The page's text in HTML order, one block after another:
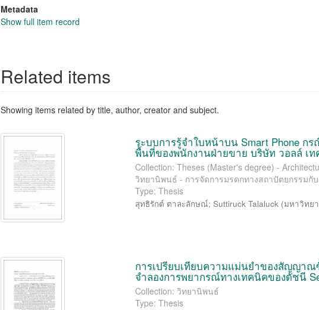
Metadata
Show full item record
Related items
Showing items related by title, author, creator and subject.
ระบบการรู้จำใบหน้าบน Smart Phone ก
พื้นที่ของพนักงานฝ่ายขาย บริษัท วอลล์ เท
Collection: Theses (Master's degree) -
วิทยานิพนธ์ - การจัดการมรดกทางสถาปัตยกรรมกับ
Type: Thesis
สุทธิรักต์ ตาละลักษณ์;Suttiruck Talaluck (มหาวิทย
การเปรียบเทียบความแม่นยำของสัญญ
จำลองการพยากรณ์ทางเทคนิคของดัชนี
Collection: วิทยานิพนธ์
Type: Thesis